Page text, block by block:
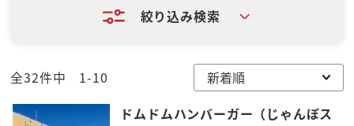
絞り込み検索
全32件中 1-10
ドムドムハンバーガー（じゃんぼス